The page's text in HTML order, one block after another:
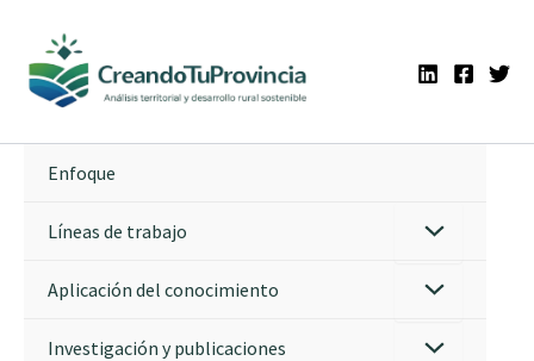
contenido
Enfoque
Líneas de trabajo
Aplicación del conocimiento
Investigación y publicaciones